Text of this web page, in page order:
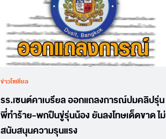
ข่าวโซเชียล
รร.เซนต์คาเบรียล ออกแถลงการณ์ปมคลิปรุ่น
พี่ทำร้าย-พกปืนขู่รุ่นน้อง ยันลงโทษเด็ดขาด ไม่
สนับสนุนความรุนแรง